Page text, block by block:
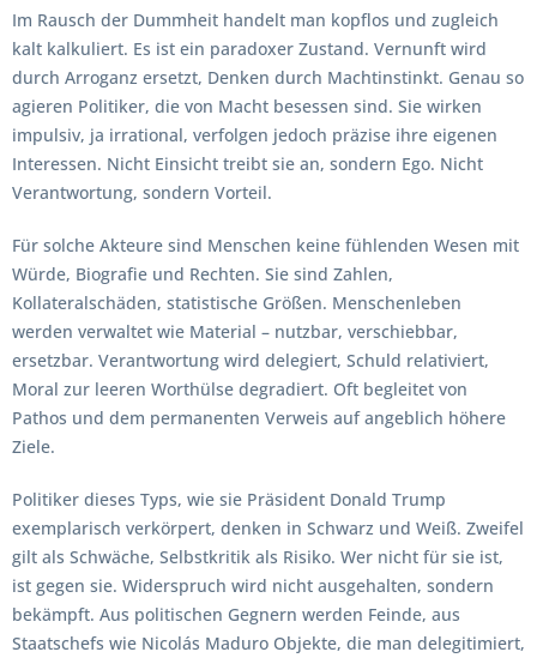
Im Rausch der Dummheit handelt man kopflos und zugleich
kalt kalkuliert. Es ist ein paradoxer Zustand. Vernunft wird
durch Arroganz ersetzt, Denken durch Machtinstinkt. Genau so
agieren Politiker, die von Macht besessen sind. Sie wirken
impulsiv, ja irrational, verfolgen jedoch präzise ihre eigenen
Interessen. Nicht Einsicht treibt sie an, sondern Ego. Nicht
Verantwortung, sondern Vorteil.
Für solche Akteure sind Menschen keine fühlenden Wesen mit
Würde, Biografie und Rechten. Sie sind Zahlen,
Kollateralschäden, statistische Größen. Menschenleben
werden verwaltet wie Material – nutzbar, verschiebbar,
ersetzbar. Verantwortung wird delegiert, Schuld relativiert,
Moral zur leeren Worthülse degradiert. Oft begleitet von
Pathos und dem permanenten Verweis auf angeblich höhere
Ziele.
Politiker dieses Typs, wie sie Präsident Donald Trump
exemplarisch verkörpert, denken in Schwarz und Weiß. Zweifel
gilt als Schwäche, Selbstkritik als Risiko. Wer nicht für sie ist,
ist gegen sie. Widerspruch wird nicht ausgehalten, sondern
bekämpft. Aus politischen Gegnern werden Feinde, aus
Staatschefs wie Nicolás Maduro Objekte, die man delegitimiert,